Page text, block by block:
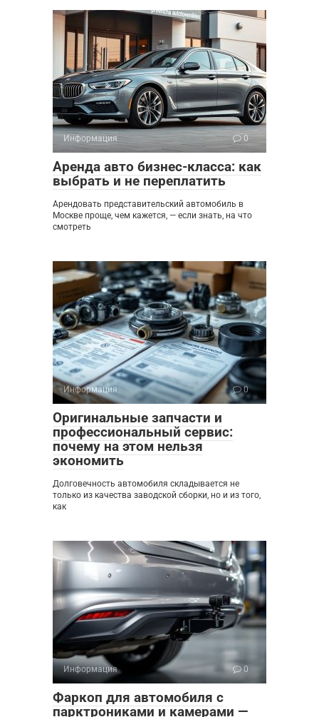
Информация 0
Аренда авто бизнес-класса: как
выбрать и не переплатить
Арендовать представительский автомобиль в
Москве проще, чем кажется, — если знать, на что
смотреть
Информация 0
Оригинальные запчасти и
профессиональный сервис:
почему на этом нельзя
экономить
Долговечность автомобиля складывается не
только из качества заводской сборки, но и из того,
как
Информация 0
Фаркоп для автомобиля с
парктрониками и камерами —